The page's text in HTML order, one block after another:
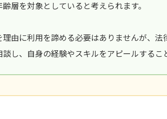
層を対象としていると考えられます。
理由に利用を諦める必要はありませんが、
談し、自身の経験やスキルをアピールするこ